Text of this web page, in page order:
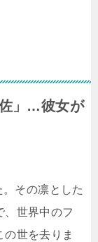
」…彼女が
その凛とした
、世界中のフ
世を去りま